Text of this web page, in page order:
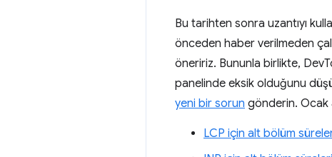
Bu tarihten sonra uzantıyı
önceden haber verilmeden
öneririz. Bununla birlikte,
panelinde eksik olduğunu
yeni bir sorun gönderin. Ocak
LCP için alt bölüm